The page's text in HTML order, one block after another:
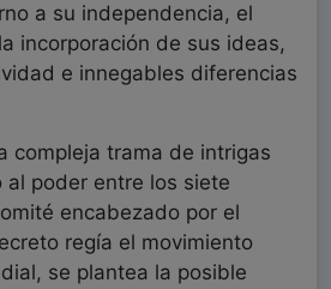
a su independencia, el
incorporación de sus ideas,
e innegables diferencias
compleja trama de intrigas
poder entre los siete
encabezado por el
regía el movimiento
se plantea la posible